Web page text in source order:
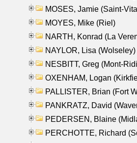
MOSES, Jamie (Saint-
MOYES, Mike (Riel)
NARTH, Konrad (La
NAYLOR, Lisa (Wolseley)
NESBITT, Greg (Mont-
OXENHAM, Logan
PALLISTER, Brian (Fort
PANKRATZ, David
PEDERSEN, Blaine
PERCHOTTE, Richard